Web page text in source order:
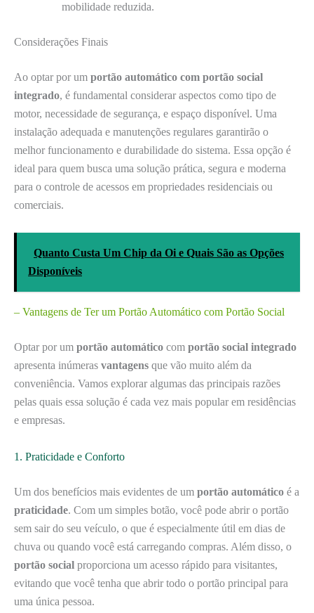
mobilidade reduzida.
Considerações Finais
Ao optar por um portão automático com portão social
integrado, é fundamental considerar aspectos como tipo de
motor, necessidade de segurança, e espaço disponível. Uma
instalação adequada e manutenções regulares garantirão o
melhor funcionamento e durabilidade do sistema. Essa opção é
ideal para quem busca uma solução prática, segura e moderna
para o controle de acessos em propriedades residenciais ou
comerciais.
Quanto Custa Um Chip da Oi e Quais São as Opções
Disponíveis
– Vantagens de Ter um Portão Automático com Portão Social
Optar por um portão automático com portão social integrado
apresenta inúmeras vantagens que vão muito além da
conveniência. Vamos explorar algumas das principais razões
pelas quais essa solução é cada vez mais popular em residências
e empresas.
1. Praticidade e Conforto
Um dos benefícios mais evidentes de um portão automático é a
praticidade. Com um simples botão, você pode abrir o portão
sem sair do seu veículo, o que é especialmente útil em dias de
chuva ou quando você está carregando compras. Além disso, o
portão social proporciona um acesso rápido para visitantes,
evitando que você tenha que abrir todo o portão principal para
uma única pessoa.